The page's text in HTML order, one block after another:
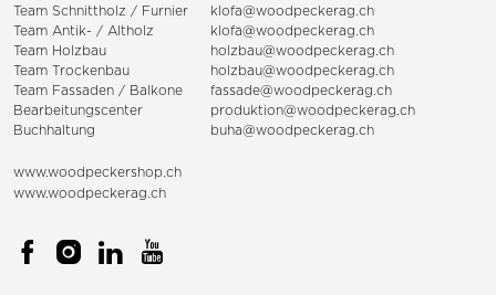
Team Schnittholz / Furnier
klofa@woodpeckerag.ch
Team Antik- / Altholz
klofa@woodpeckerag.ch
Team Holzbau
holzbau@woodpeckerag.ch
Team Trockenbau
holzbau@woodpeckerag.ch
Team Fassaden / Balkone
fassade@woodpeckerag.ch
Bearbeitungscenter
produktion@woodpeckerag.ch
Buchhaltung
buha@woodpeckerag.ch
www.woodpeckershop.ch
www.woodpeckerag.ch